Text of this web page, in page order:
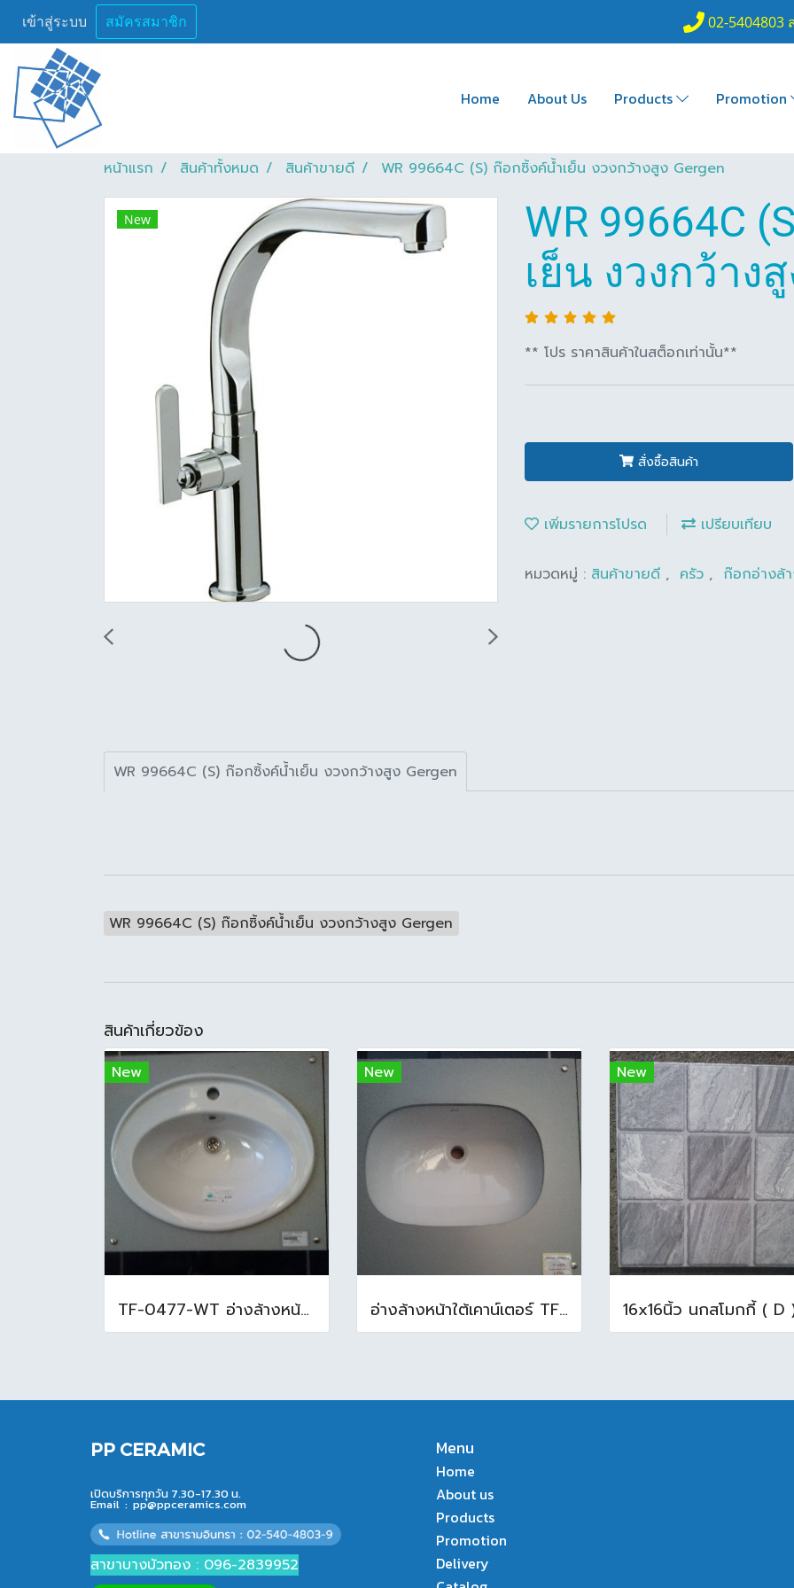
เข้าสู่ระบบ สมัครสมาชิก 02-5404803
Home About Us Products Promotion
หน้าแรก สินค้าทั้งหมด สินค้าขายดี WR 99664C (S) ก๊อกซิ้งค์น้ำเย็น งวงกว้างสูง Gergen
New
WR 99664C
เย็น งวงกว้าง
** โปร ราคาสินค้าในสต็อกเท่านั้น**
สั่งซื้อสินค้า
เพิ่มรายการโปรด เปรียบเทียบ
หมวดหมู่ : สินค้าขายดี , ครัว , ก๊อกอ่างล้
WR 99664C (S) ก๊อกซิ้งค์น้ำเย็น งวงกว้างสูง Gergen
WR 99664C (S) ก๊อกซิ้งค์น้ำเย็น งวงกว้างสูง Gergen
สินค้าเกี่ยวข้อง
New
TF-0477-WT อ่างล้างหน้าบนเคาน์เตอร์ สีขาว
New
อ่างล้างหน้าใต้เคาน์เตอร์ TF-0458 สีขาว
New
PP CERAMIC
เปิดบริการทุกวัน 7.30-17.30 น.
Email : pp@ppceramics.com
สาขาบางบัวทอง : 096-2839952
Menu
Home
About us
Products
Promotion
Delivery